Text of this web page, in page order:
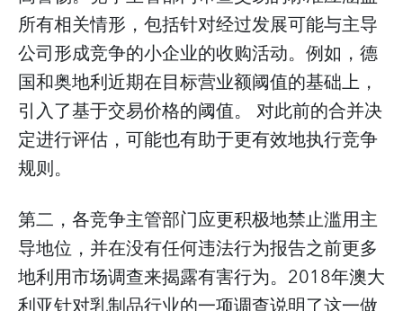
所有相关情形，包括针对经过发展可能与主导
公司形成竞争的小企业的收购活动。例如，德
国和奥地利近期在目标营业额阈值的基础上，
引入了基于交易价格的阈值。 对此前的合并决
定进行评估，可能也有助于更有效地执行竞争
规则。
第二，各竞争主管部门应更积极地禁止滥用主
导地位，并在没有任何违法行为报告之前更多
地利用市场调查来揭露有害行为。2018年澳大